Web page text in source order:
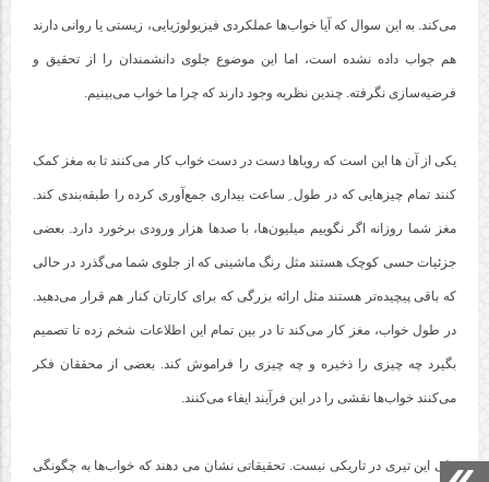
می‌کند. به این سوال که آیا خواب‌ها عملکردی فیزیولوژیایی، زیستی یا روانی دارند
هم جواب داده نشده است، اما این موضوع جلوی دانشمندان را از تحقیق و
فرضیه‌سازی نگرفته. چندین نظریه وجود دارند که چرا ما خواب می‌بینیم.
یکی از آن ها این است که رویاها دست در دست خواب کار می‌کنند تا به مغز کمک
کنند تمام چیزهایی که در طول ِ ساعت‌ بیداری جمع‌آوری کرده را طبقه‌بندی کند.
مغز شما روزانه اگر نگوییم میلیون‌ها، با صدها هزار ورودی برخورد دارد. بعضی
جزئیات حسی کوچک هستند مثل رنگ ماشینی که از جلوی شما می‌گذرد در حالی
که باقی پیچیده‌تر هستند مثل ارائه‌ بزرگی که برای کارتان کنار هم قرار می‌دهید.
در طول خواب، مغز کار می‌کند تا در بین تمام این اطلاعات شخم زده تا تصمیم
بگیرد چه چیزی را ذخیره و چه چیزی را فراموش کند. بعضی از محققان فکر
می‌کنند خواب‌ها نقشی را در این فرآیند ایفاء می‌کنند.
ولی این تیری در تاریکی نیست. تحقیقاتی نشان می دهند که خواب‌ها به چگونگی